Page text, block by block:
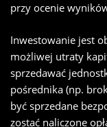
przy ocenie
Inwestowanie jest
możliwej utraty
sprzedawać
pośrednika (np.
być sprzedane
zostać naliczone